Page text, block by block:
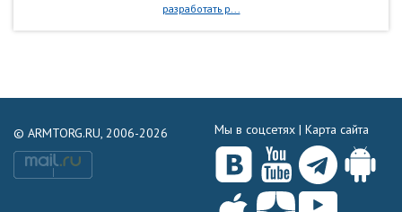
разработать р...
© ARMTORG.RU, 2006-2026 Мы в соцсетях | Карта сайта